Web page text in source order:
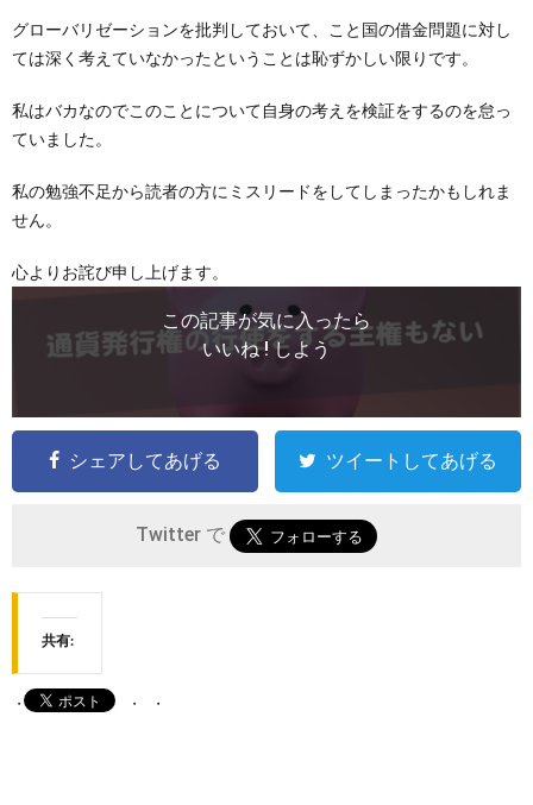
グローバリゼーションを批判しておいて、こと国の借金問題に対し
ては深く考えていなかったということは恥ずかしい限りです。
私はバカなのでこのことについて自身の考えを検証をするのを怠っ
ていました。
私の勉強不足から読者の方にミスリードをしてしまったかもしれま
せん。
心よりお詫び申し上げます。
この記事が気に入ったら
いいね ! しよう
シェアしてあげる ツイートしてあげる
Twitter で
共有: